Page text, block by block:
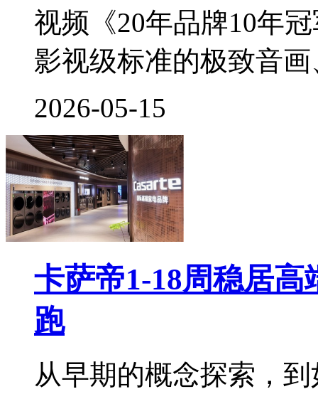
视频《20年品牌10年
影视级标准的极致音画
2026-05-15
卡萨帝1-18周稳居
跑
从早期的概念探索，